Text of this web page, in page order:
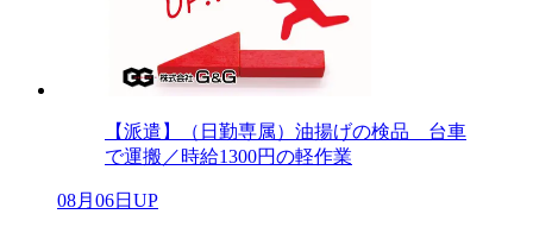
【派遣】（日勤専属）油揚げの検品 台車
で運搬／時給1300円の軽作業
08月06日UP